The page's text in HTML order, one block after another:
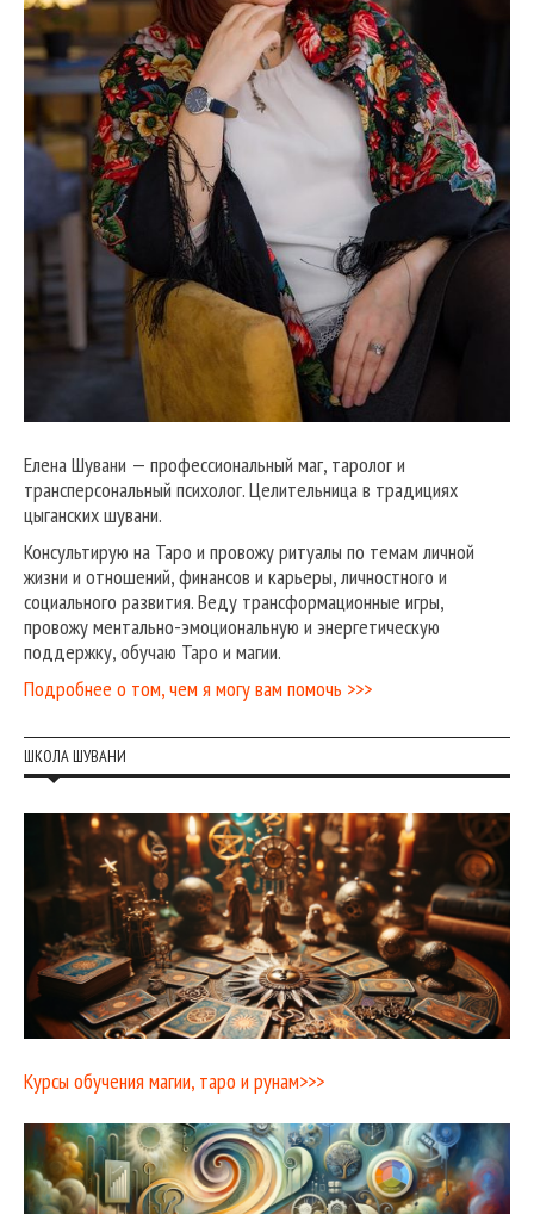
Елена Шувани — профессиональный маг, таролог и
трансперсональный психолог. Целительница в традициях
цыганских шувани.
Консультирую на Таро и провожу ритуалы по темам личной
жизни и отношений, финансов и карьеры, личностного и
социального развития. Веду трансформационные игры,
провожу ментально-эмоциональную и энергетическую
поддержку, обучаю Таро и магии.
Подробнее о том, чем я могу вам помочь >>>
ШКОЛА ШУВАНИ
Курсы обучения магии, таро и рунам>>>